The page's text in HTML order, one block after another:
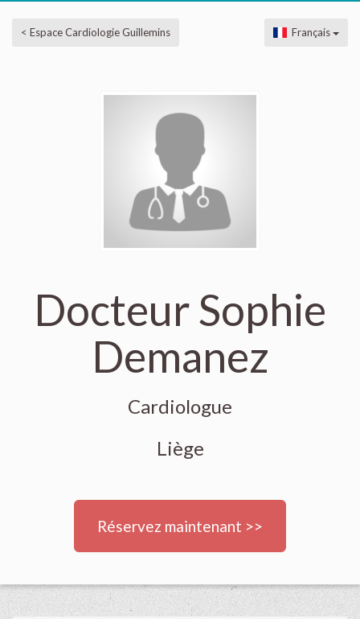
< Espace Cardiologie Guillemins Français
Docteur Sophie
Demanez
Cardiologue
Liège
Réservez maintenant >>